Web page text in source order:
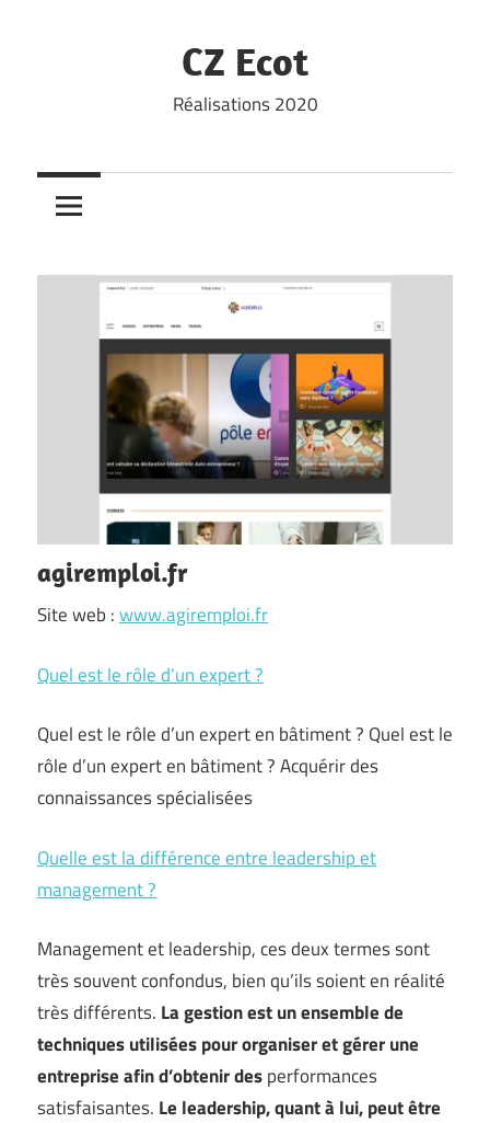
CZ Ecot
Réalisations 2020
agiremploi.fr
Site web :www.agiremploi.fr
Quel est le rôle d’un expert ?
Quel est le rôle d’un expert en bâtiment ? Quel est le
rôle d’un expert en bâtiment ? Acquérir des
connaissances spécialisées
Quelle est la différence entre leadership et
management ?
Management et leadership, ces deux termes sont
très souvent confondus, bien qu’ils soient en réalité
très différents. La gestion est un ensemble de
techniques utilisées pour organiser et gérer une
entreprise afin d’obtenir desperformances
satisfaisantes. Le leadership, quant à lui, peut être